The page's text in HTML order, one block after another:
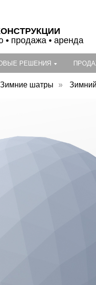
• продажа • аренда
РЕШЕНИЯ
Зимние шатры »